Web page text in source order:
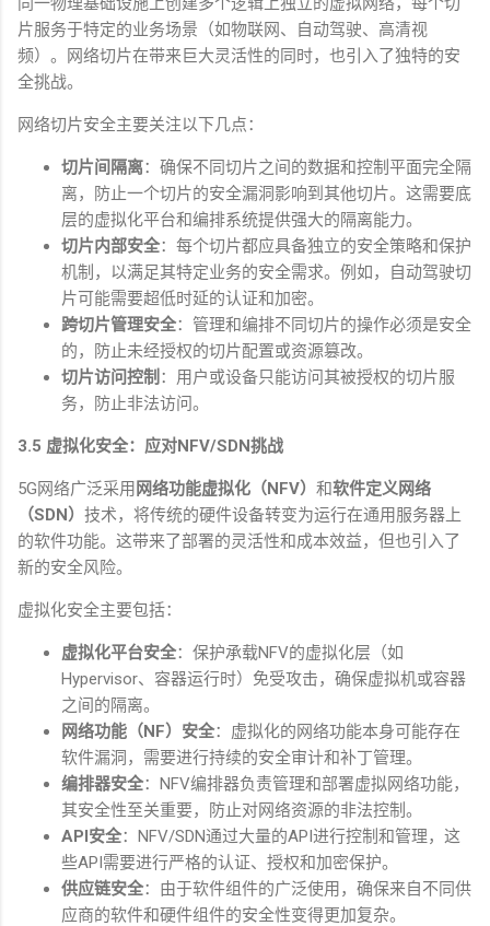
片服务于特定的业务场景（如物联网、自动驾驶、高清视
频）。网络切片在带来巨大灵活性的同时，也引入了独特的安
全挑战。
网络切片安全主要关注以下几点：
切片间隔离：确保不同切片之间的数据和控制平面完全隔
离，防止一个切片的安全漏洞影响到其他切片。这需要底
层的虚拟化平台和编排系统提供强大的隔离能力。
切片内部安全：每个切片都应具备独立的安全策略和保护
机制，以满足其特定业务的安全需求。例如，自动驾驶切
片可能需要超低时延的认证和加密。
跨切片管理安全：管理和编排不同切片的操作必须是安全
的，防止未经授权的切片配置或资源篡改。
切片访问控制 ：用户或设备只能访问其被授权的切片服
务，防止非法访问。
3.5 虚拟化安全：应对NFV/SDN挑战
5G网络广泛采用 网络功能虚拟化（NFV） 和软件定义网络
（SDN） 技术，将传统的硬件设备转变为运行在通用服务器上
的软件功能。这带来了部署的灵活性和成本效益，但也引入了
新的安全风险。
虚拟化安全主要包括：
虚拟化平台安全：保护承载NFV的虚拟化层（如
Hypervisor、容器运行时）免受攻击，确保虚拟机或容器
之间的隔离。
网络功能（NF）安全：虚拟化的网络功能本身可能存在
软件漏洞，需要进行持续的安全审计和补丁管理。
编排器安全： NFV编排器负责管理和部署虚拟网络功能，
其安全性至关重要，防止对网络资源的非法控制。
API安全： NFV/SDN通过大量的API进行控制和管理，这
些API需要进行严格的认证、授权和加密保护。
供应链安全：由于软件组件的广泛使用，确保来自不同供
应商的软件和硬件组件的安全性变得更加复杂。